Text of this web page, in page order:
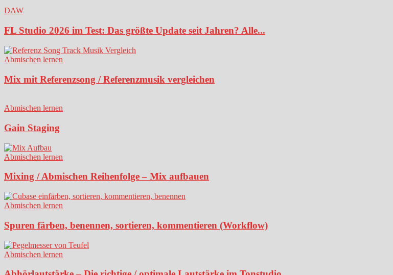
DAW
FL Studio 2026 im Test: Das größte Update seit Jahren? Alle...
Abmischen lernen
Mix mit Referenzsong / Referenzmusik vergleichen
Abmischen lernen
Gain Staging
Abmischen lernen
Mixing / Abmischen Reihenfolge – Mix aufbauen
Abmischen lernen
Spuren färben, benennen, sortieren, kommentieren (Workflow)
Abmischen lernen